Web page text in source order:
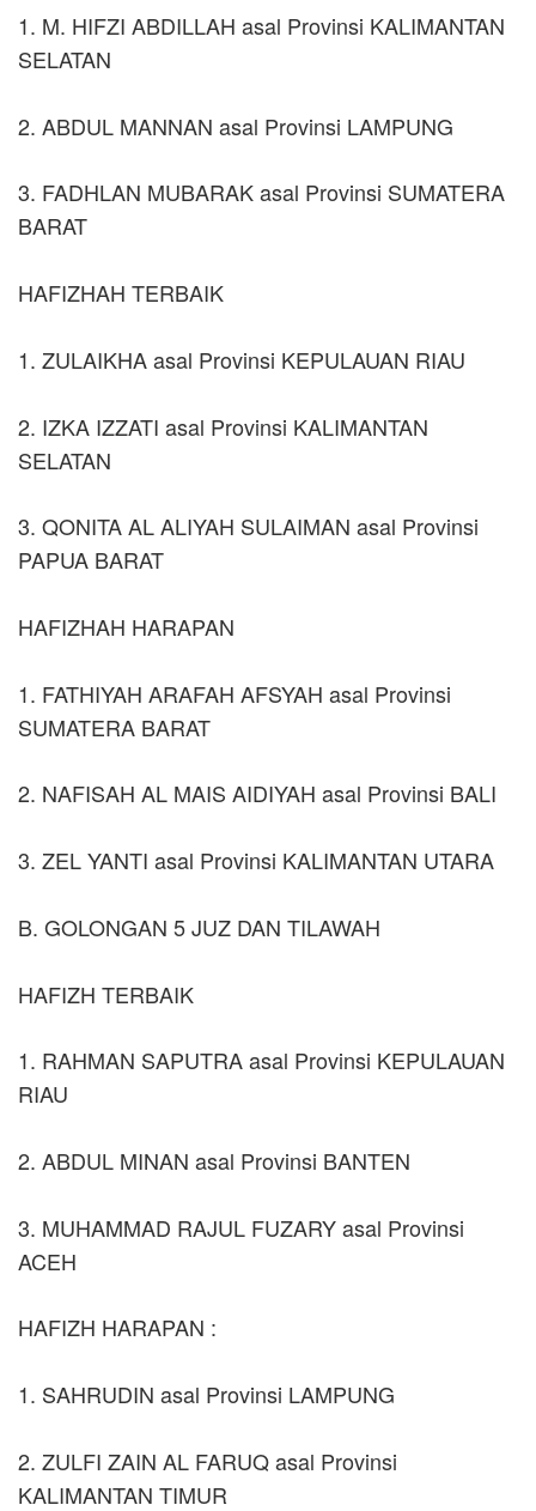
1. M. HIFZI ABDILLAH asal Provinsi KALIMANTAN
SELATAN
2. ABDUL MANNAN asal Provinsi LAMPUNG
3. FADHLAN MUBARAK asal Provinsi SUMATERA
BARAT
HAFIZHAH TERBAIK
1. ZULAIKHA asal Provinsi KEPULAUAN RIAU
2. IZKA IZZATI asal Provinsi KALIMANTAN
SELATAN
3. QONITA AL ALIYAH SULAIMAN asal Provinsi
PAPUA BARAT
HAFIZHAH HARAPAN
1. FATHIYAH ARAFAH AFSYAH asal Provinsi
SUMATERA BARAT
2. NAFISAH AL MAIS AIDIYAH asal Provinsi BALI
3. ZEL YANTI asal Provinsi KALIMANTAN UTARA
B. GOLONGAN 5 JUZ DAN TILAWAH
HAFIZH TERBAIK
1. RAHMAN SAPUTRA asal Provinsi KEPULAUAN
RIAU
2. ABDUL MINAN asal Provinsi BANTEN
3. MUHAMMAD RAJUL FUZARY asal Provinsi
ACEH
HAFIZH HARAPAN :
1. SAHRUDIN asal Provinsi LAMPUNG
2. ZULFI ZAIN AL FARUQ asal Provinsi
KALIMANTAN TIMUR